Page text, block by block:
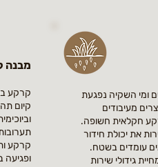
מבנה
קרקע
קיום
קרקע
ופגיעה
ומי השקיה נפגעת
מעיבודים
חקלאית חשופה.
את יכולת חידור
עומדים בשטח.
גידולי שירות